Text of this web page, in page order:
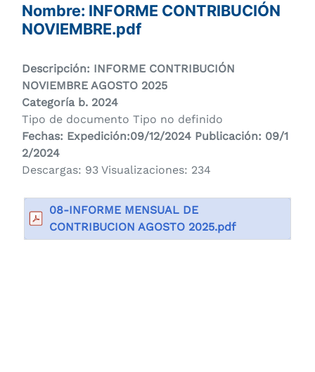
Nombre: INFORME CONTRIBUCIÓN
NOVIEMBRE.pdf
Descripción: INFORME CONTRIBUCIÓN
NOVIEMBRE AGOSTO 2025
Categoría b. 2024
Tipo de documento Tipo no definido
Fechas: Expedición:09/12/2024 Publicación: 09/1
2/2024
Descargas: 93 Visualizaciones: 234
08-INFORME MENSUAL DE
CONTRIBUCION AGOSTO 2025.pdf